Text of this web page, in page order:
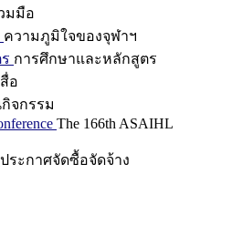
มมือ
ความภูมิใจของจุฬาฯ
การศึกษาและหลักสูตร
อ
จกรรม
The 166th ASAIHL
ประกาศจัดซื้อจัดจ้าง